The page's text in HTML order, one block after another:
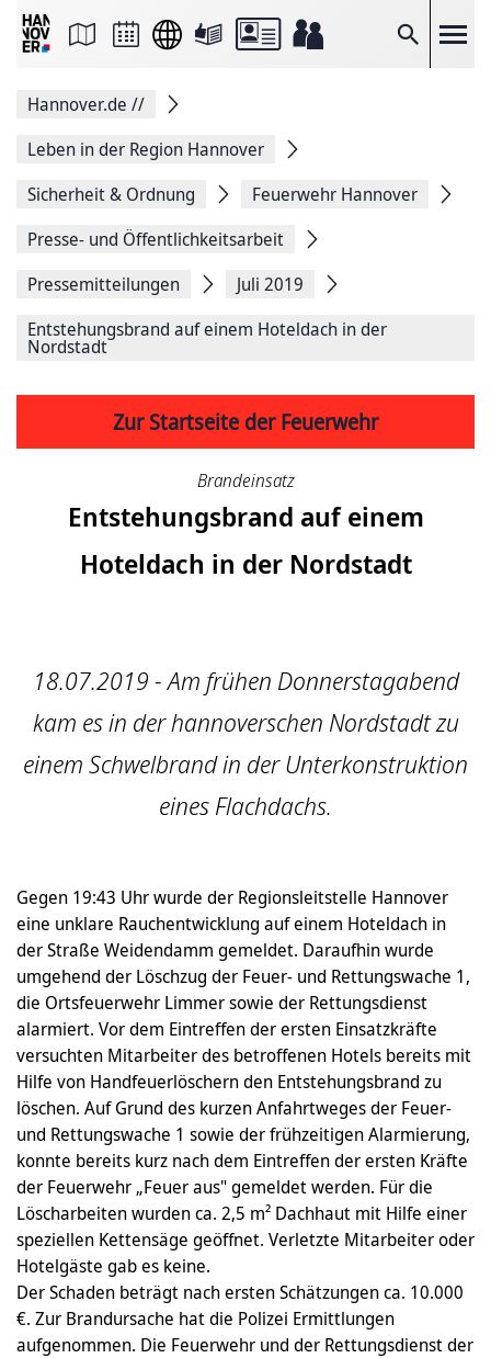
Suche
Seite
Facebook
teilen
Seitenlink
Seite
Hannover.de //
Leben in der Region Hannover
Sicherheit & Ordnung
Feuerwehr Hannover
Presse- und Öffentlichkeitsarbeit
Pressemitteilungen
Juli 2019
Entstehungsbrand auf einem Hoteldach in der
Nordstadt
Zur Startseite der Feuerwehr
Brandeinsatz
Entstehungsbrand auf einem
Hoteldach in der Nordstadt
18.07.2019 - Am frühen Donnerstagabend
kam es in der hannoverschen Nordstadt zu
einem Schwelbrand in der Unterkonstruktion
eines Flachdachs.
Gegen 19:43 Uhr wurde der Regionsleitstelle Hannover
eine unklare Rauchentwicklung auf einem Hoteldach in
der Straße Weidendamm gemeldet. Daraufhin wurde
umgehend der Löschzug der Feuer- und Rettungswache 1,
die Ortsfeuerwehr Limmer sowie der Rettungsdienst
alarmiert. Vor dem Eintreffen der ersten Einsatzkräfte
versuchten Mitarbeiter des betroffenen Hotels bereits mit
Hilfe von Handfeuerlöschern den Entstehungsbrand zu
löschen. Auf Grund des kurzen Anfahrtweges der Feuer-
und Rettungswache 1 sowie der frühzeitigen Alarmierung,
konnte bereits kurz nach dem Eintreffen der ersten Kräfte
der Feuerwehr „Feuer aus" gemeldet werden. Für die
Löscharbeiten wurden ca. 2,5 m² Dachhaut mit Hilfe einer
speziellen Kettensäge geöffnet. Verletzte Mitarbeiter oder
Hotelgäste gab es keine.
Der Schaden beträgt nach ersten Schätzungen ca. 10.000
€. Zur Brandursache hat die Polizei Ermittlungen
aufgenommen. Die Feuerwehr und der Rettungsdienst der